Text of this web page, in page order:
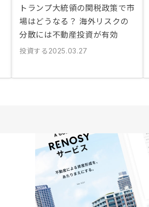
トランプ大統領の関税政策で市
場はどうなる？ 海外リスクの
分散には不動産投資が有効
投資する 2025.03.27